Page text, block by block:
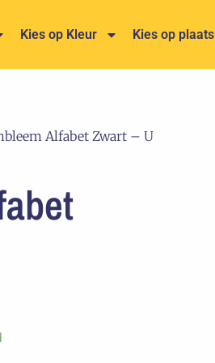
Kies op Kleur Kies op plaats
Alfabet Zwart – U